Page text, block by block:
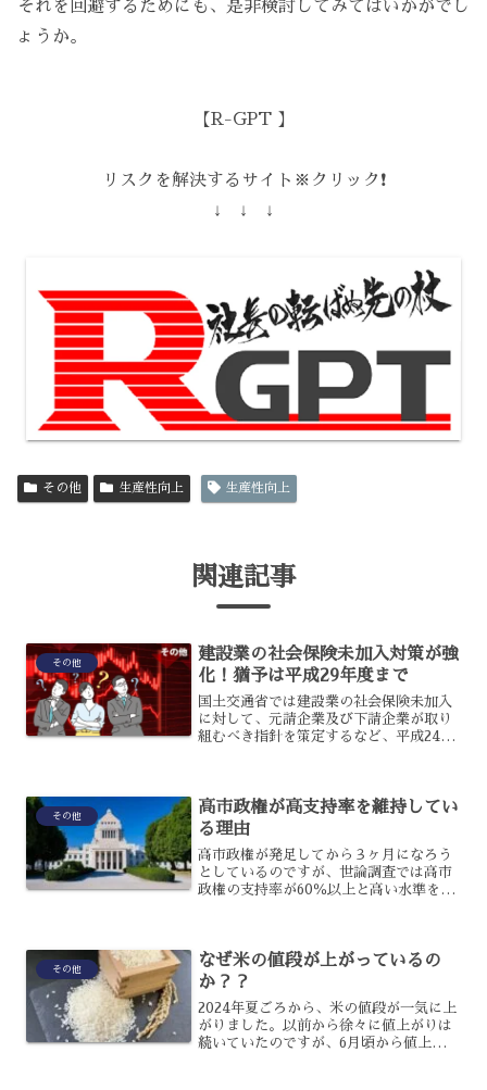
それを回避するためにも、是非検討してみてはいかがでし
ょうか。
【R-GPT 】
リスクを解決するサイト※クリック❗️
↓ ↓ ↓
その他 生産性向上 生産性向上
関連記事
その他
建設業の社会保険未加入対策が強
化！猶予は平成29年度まで
国土交通省では建設業の社会保険未加入
に対して、元請企業及び下請企業が取り
組むべき指針を策定するなど、平成24年
す。
その他
高市政権が高支持率を維持してい
る理由
高市政権が発足してから３ヶ月になろう
としているのですが、世論調査では高市
政権の支持率が60％以上と高い水準を保
高市政権が高支持率を維...
その他
なぜ米の値段が上がっているの
か？？
2024年夏ごろから、米の値段が一気に上
がりました。以前から徐々に値上がりは
続いていたのですが、6月頃から値上がり